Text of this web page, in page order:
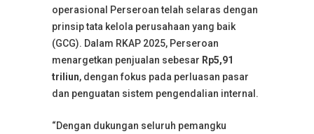
operasional Perseroan telah selaras dengan
prinsip tata kelola perusahaan yang baik
(GCG). Dalam RKAP 2025, Perseroan
menargetkan penjualan sebesar Rp5,91
triliun, dengan fokus pada perluasan pasar
dan penguatan sistem pengendalian internal.
“Dengan dukungan seluruh pemangku